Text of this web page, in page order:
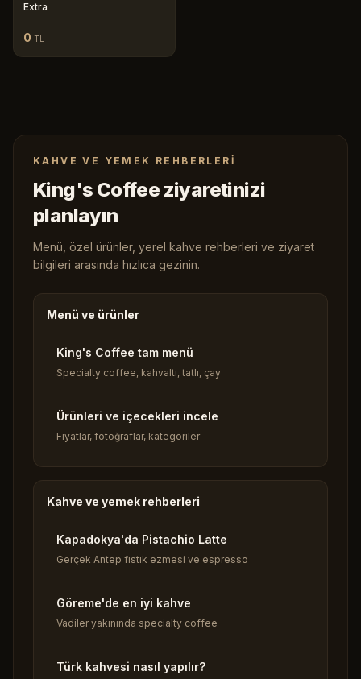
Extra
0 TL
KAHVE VE YEMEK REHBERLERI
King's Coffee ziyaretinizi
planlayın
Menü, özel ürünler, yerel kahve rehberleri ve ziyaret
bilgileri arasında hızlıca gezinin.
Menü ve ürünler
King's Coffee tam menü
Specialty coffee, kahvaltı, tatlı, çay
Ürünleri ve içecekleri incele
Fiyatlar, fotoğraflar, kategoriler
Kahve ve yemek rehberleri
Kapadokya'da Pistachio Latte
Gerçek Antep fıstık ezmesi ve espresso
Göreme'de en iyi kahve
Vadiler yakınında specialty coffee
Türk kahvesi nasıl yapılır?